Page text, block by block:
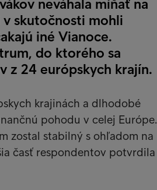
neváhala míňať na
v skutočnosti mohli
iné Vianoce.
do ktorého sa
z 24 európskych krajín.
krajinách a dlhodobé
pohodu v celej Európe.
zostal stabilný s ohľadom na
časť respondentov potvrdila